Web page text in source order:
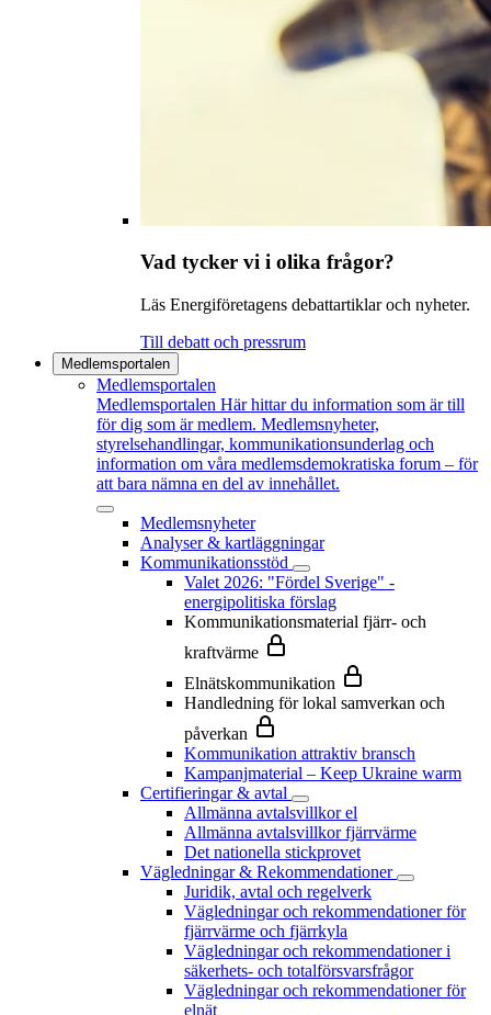
Vad tycker vi i olika frågor?
Läs Energiföretagens debattartiklar och nyheter.
Till debatt och pressrum
Medlemsportalen
Medlemsportalen
Medlemsportalen Här hittar du information som är till
för dig som är medlem. Medlemsnyheter,
styrelsehandlingar, kommunikationsunderlag och
information om våra medlemsdemokratiska forum – för
att bara nämna en del av innehållet.
Medlemsnyheter
Analyser & kartläggningar
Kommunikationsstöd
Valet 2026: "Fördel Sverige" -
energipolitiska förslag
Kommunikationsmaterial fjärr- och
kraftvärme
Elnätskommunikation
Handledning för lokal samverkan och
påverkan
Kommunikation attraktiv bransch
Kampanjmaterial – Keep Ukraine warm
Certifieringar & avtal
Allmänna avtalsvillkor el
Allmänna avtalsvillkor fjärrvärme
Det nationella stickprovet
Vägledningar & Rekommendationer
Juridik, avtal och regelverk
Vägledningar och rekommendationer för
fjärrvärme och fjärrkyla
Vägledningar och rekommendationer i
säkerhets- och totalförsvarsfrågor
Vägledningar och rekommendationer för
elnät